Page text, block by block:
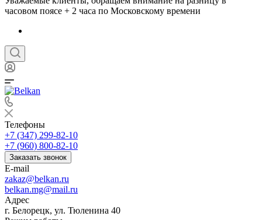
часовом поясе + 2 часа по Московскому времени
Телефоны
+7 (347) 299-82-10
+7 (960) 800-82-10
Заказать звонок
E-mail
zakaz@belkan.ru
belkan.mg@mail.ru
Адрес
г. Белорецк, ул. Тюленина 40